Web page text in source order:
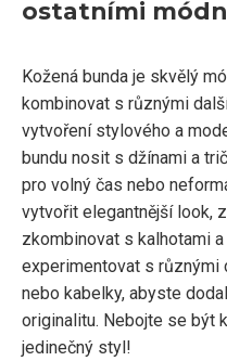
ostatními
Kožená bunda je skvělý
kombinovat s různými
vytvoření stylového a
bundu nosit s džínami a
pro volný čas nebo
vytvořit elegantnější look,
zkombinovat s kalhotami
experimentovat s různými
nebo kabelky, abyste
originalitu. Nebojte se být
jedinečný styl!